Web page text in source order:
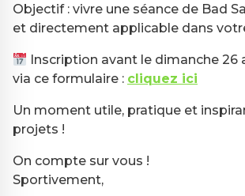
Objectif : vivre une séance de Bad
et directement applicable dans
Inscription avant le dimanche 26
via ce formulaire : cliquez ici
Un moment utile, pratique et
projets !
On compte sur vous !
Sportivement,